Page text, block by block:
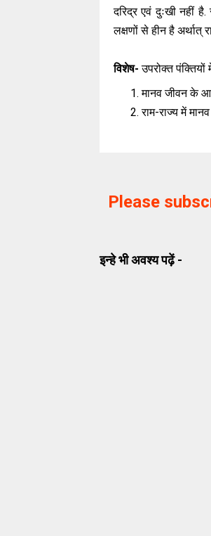
दरिद्र एवं दुःखी नहीं
लक्षणों से हीन है अर्थात्
विशेष-उपरोक्त पंक्तियों
मानव जीवन के
राम-राज्य में
Please
इन्हे भी अवश्य पढ़ें -